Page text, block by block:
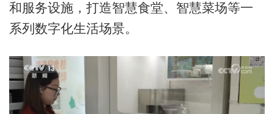
和服务设施，打造智慧食堂、智慧菜场等一
系列数字化生活场景。